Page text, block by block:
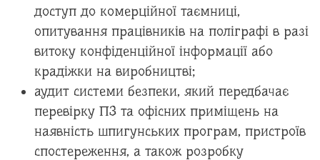
доступ до комерційної таємниці,
опитування працівників на поліграфі в разі
витоку конфіденційної інформації або
крадіжки на виробництві;
аудит системи безпеки, який передбачає
перевірку ПЗ та офісних приміщень на
наявність шпигунських програм, пристроїв
спостереження, а також розробку